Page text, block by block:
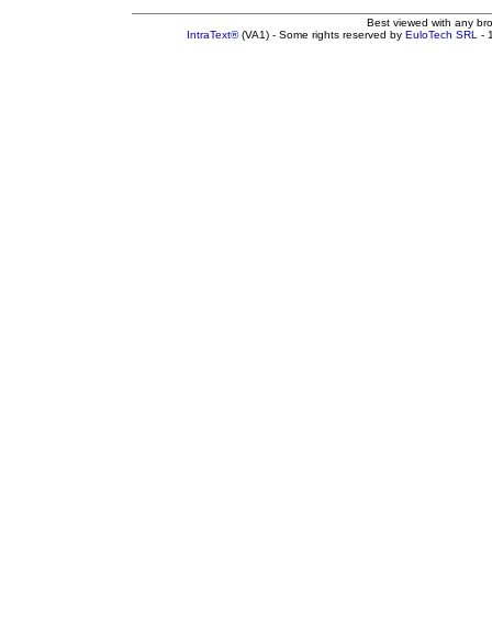
Best viewed with any
IntraText®(VA1) - Some rights reserved by EuloTech SRL -